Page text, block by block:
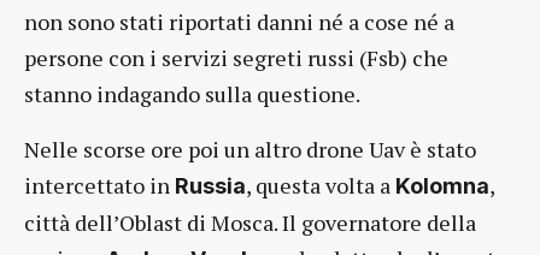
non sono stati riportati danni né a cose né a
persone con i servizi segreti russi (Fsb) che
stanno indagando sulla questione.
Nelle scorse ore poi un altro drone Uav è stato
intercettato in Russia, questa volta a Kolomna,
città dell’Oblast di Mosca. Il governatore della